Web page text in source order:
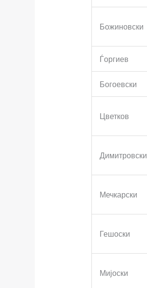
Божиновски
Ѓоргиев
Богоевски
Цветков
Димитровски
Мечкарски
Гешоски
Мијоски